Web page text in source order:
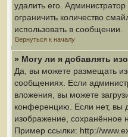
удалить его.
ограничить количество
использовать в сообщении.
Вернуться к началу
» Могу ли я добавлять
Да, вы можете размещать
сообщениях. Если
вложения, вы можете
конференцию. Если нет, вы
изображение, сохранённое
Пример ссылки: http://